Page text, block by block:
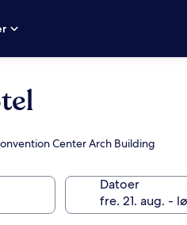
Center Arch Building
Datoer